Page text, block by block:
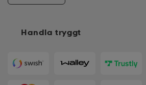
Handla tryggt